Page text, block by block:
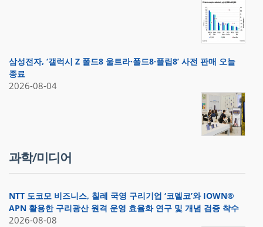
삼성전자, ‘갤럭시 Z 폴드8 울트라·폴드8·플립8’ 사전 판매 오늘
종료
2026-08-04
과학/미디어
NTT 도코모 비즈니스, 칠레 국영 구리기업 ‘코델코’와 IOWN®
APN 활용한 구리광산 원격 운영 효율화 연구 및 개념 검증 착수
2026-08-08